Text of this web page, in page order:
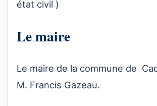
état civil )
Le maire
Le maire de la commune de
M. Francis Gazeau.